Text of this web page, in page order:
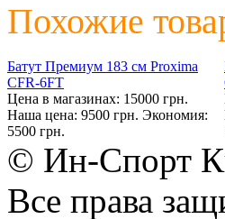
Похожие
Батут Премиум 183 см Proxima
CFR-6FT
Цена в магазинах: 15000 грн.
Наша цена: 9500 грн. Экономия:
5500 грн.
© Ин-Спорт
Все права